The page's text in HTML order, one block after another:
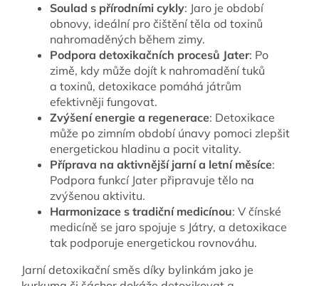
Soulad s přírodními cykly: Jaro je období
obnovy, ideální pro čištění těla od toxinů
nahromaděných během zimy.
Podpora detoxikačních procesů Jater: Po
zimě, kdy může dojít k nahromadění tuků
a toxinů, detoxikace pomáhá játrům
efektivněji fungovat.
Zvýšení energie a regenerace: Detoxikace
může po zimním období únavy pomoci zlepšit
energetickou hladinu a pocit vitality.
Příprava na aktivnější jarní a letní měsíce:
Podpora funkcí Jater připravuje tělo na
zvýšenou aktivitu.
Harmonizace s tradiční medicínou: V čínské
medicíně se jaro spojuje s Játry, a detoxikace
tak podporuje energetickou rovnováhu.
Jarní detoxikační směs díky bylinkám jako je